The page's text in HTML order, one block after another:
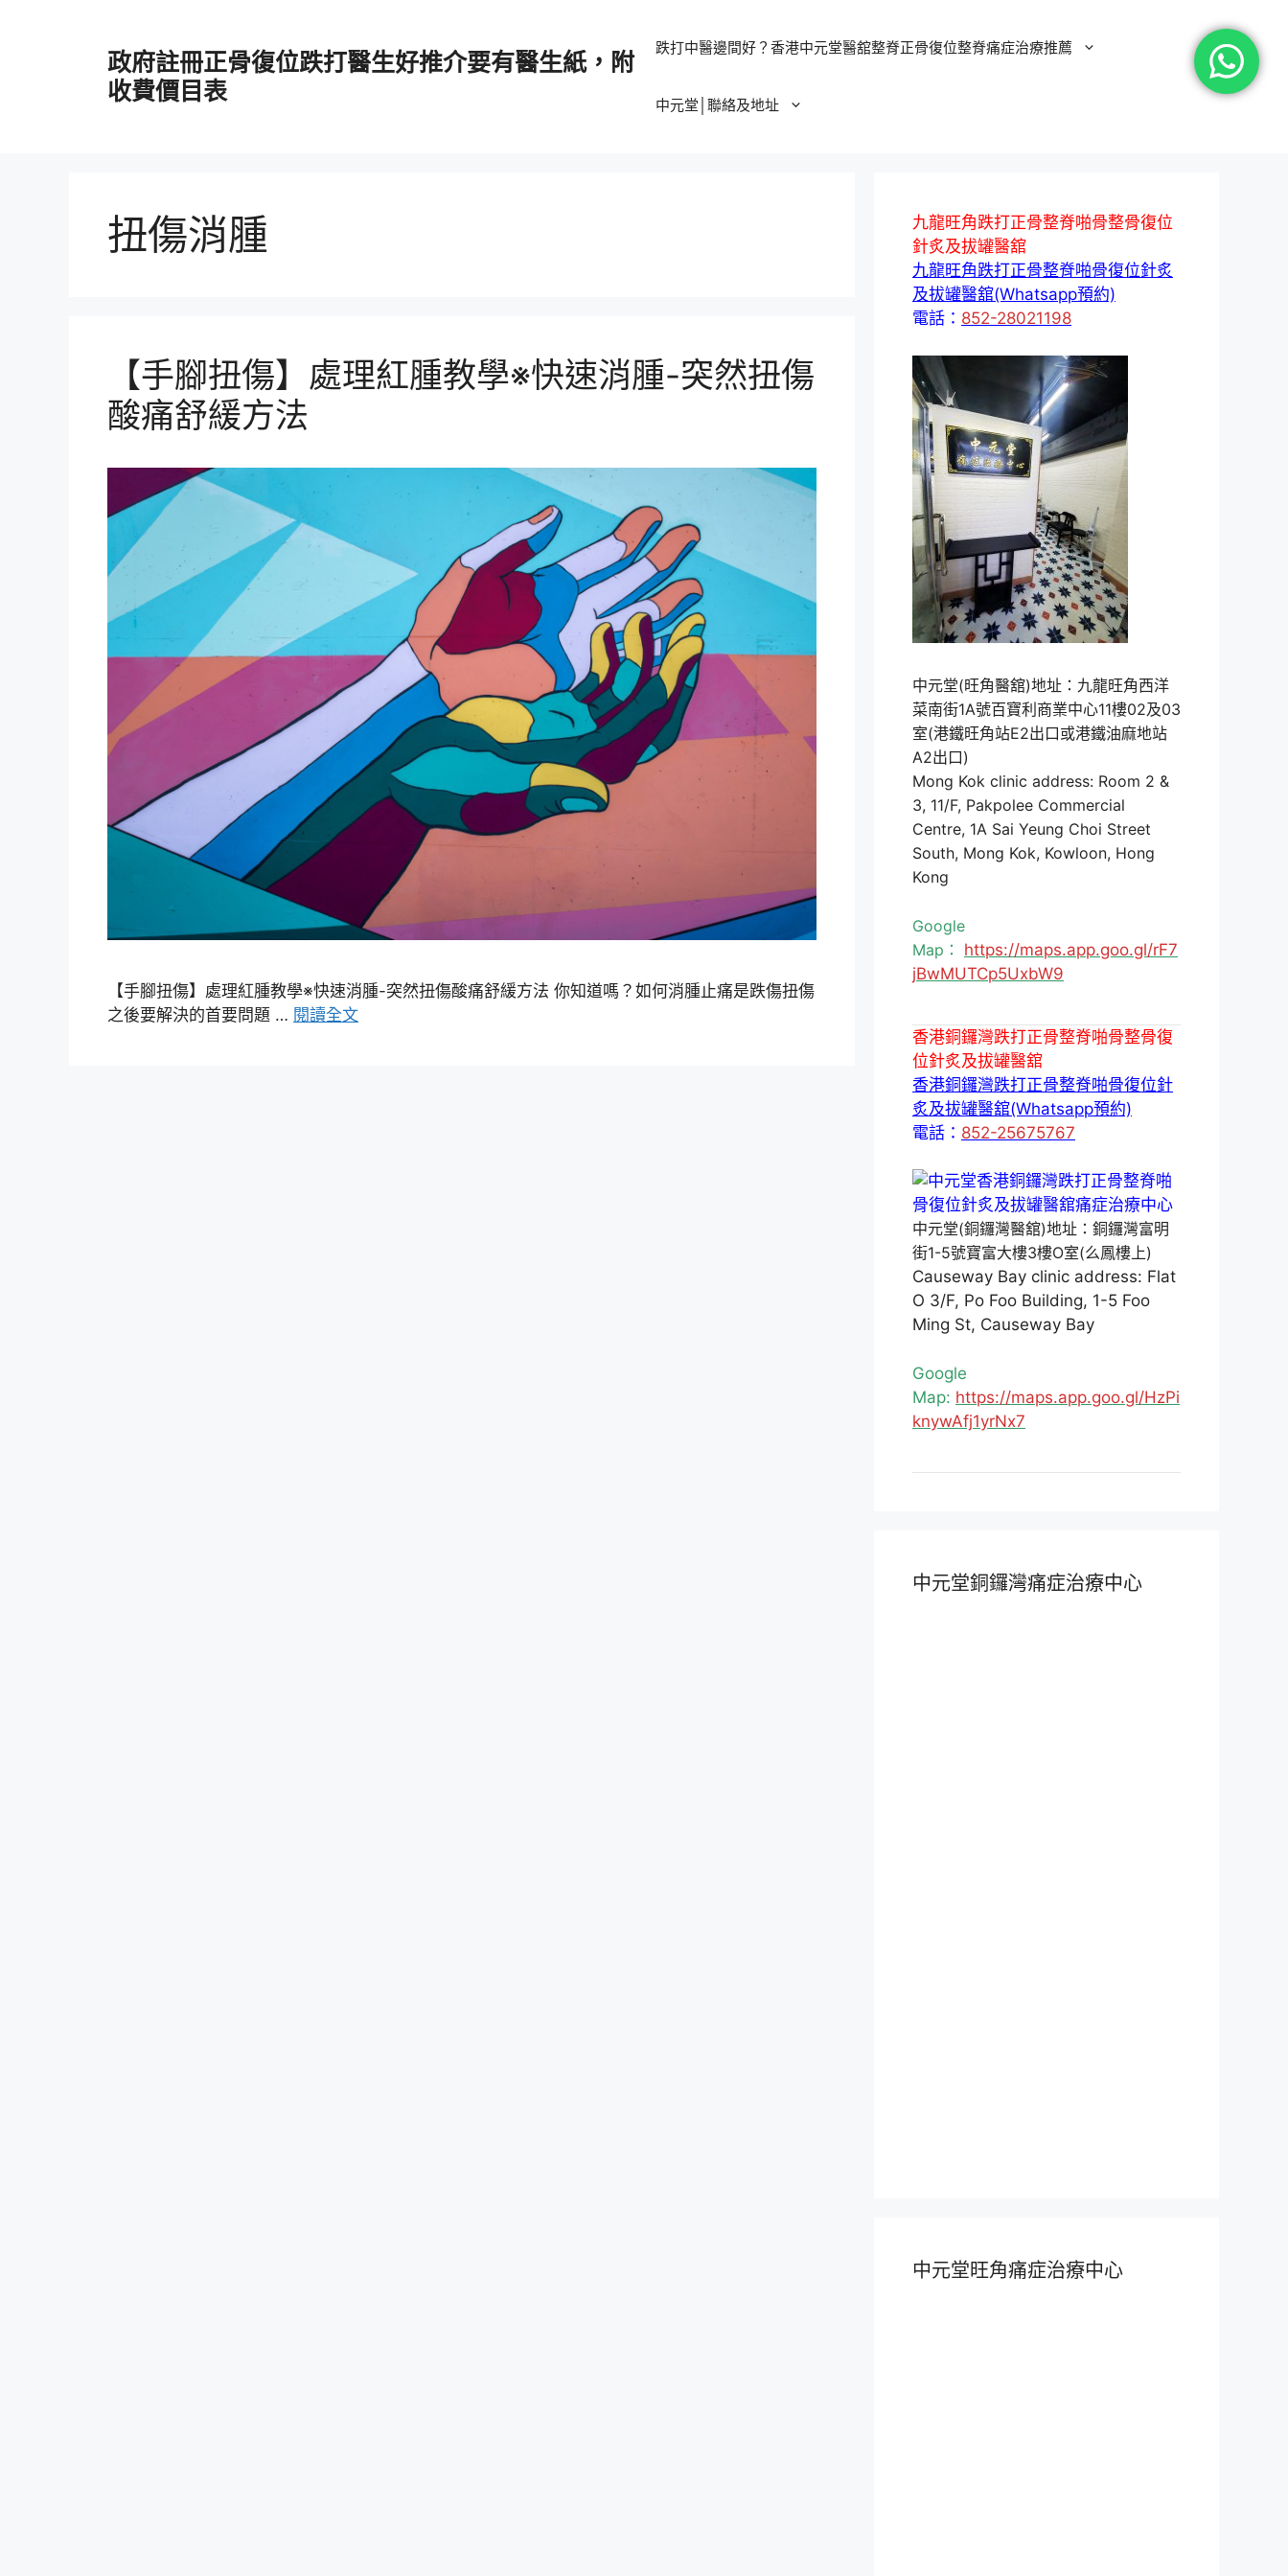
政府註冊正骨復位跌打醫生好推介要有醫生紙，附
收費價目表
跌打中醫邊間好？香港中元堂醫舘整脊正骨復位整脊痛症治療推薦
中元堂│聯絡及地址
扭傷消腫
【手腳扭傷】處理紅腫教學※快速消腫-突然扭傷
酸痛舒緩方法
【手腳扭傷】處理紅腫教學※快速消腫-突然扭傷酸痛舒緩方法 你知道嗎？如何消腫止痛是跌傷扭傷
之後要解決的首要問題 … 閱讀全文
九龍旺角跌打正骨整脊啪骨整骨復位
針炙及拔罐醫舘
九龍旺角跌打正骨整脊啪骨復位針炙
及拔罐醫舘(Whatsapp預約)
電話： 852-28021198
中元堂(旺角醫舘)地址：九龍旺角西洋
菜南街1A號百寶利商業中心11樓02及03
室(港鐵旺角站E2出口或港鐵油麻地站
A2出口)
Mong Kok clinic address: Room 2 &
3, 11/F, Pakpolee Commercial
Centre, 1A Sai Yeung Choi Street
South, Mong Kok, Kowloon, Hong
Kong
Google
Map： https://maps.app.goo.gl/rF7
jBwMUTCp5UxbW9
香港銅鑼灣跌打正骨整脊啪骨整骨復
位針炙及拔罐醫舘
香港銅鑼灣跌打正骨整脊啪骨復位針
炙及拔罐醫舘(Whatsapp預約)
電話： 852-25675767
中元堂(銅鑼灣醫舘)地址：銅鑼灣富明
街1-5號寶富大樓3樓O室(么鳳樓上)
Causeway Bay clinic address: Flat
O 3/F, Po Foo Building, 1-5 Foo
Ming St, Causeway Bay
Google
Map: https://maps.app.goo.gl/HzPi
knywAfj1yrNx7
中元堂銅鑼灣痛症治療中心
中元堂旺角痛症治療中心